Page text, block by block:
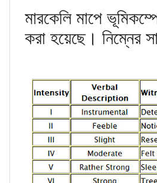
মারকেলি মাপে
করা হয়েছে। নিম্নের